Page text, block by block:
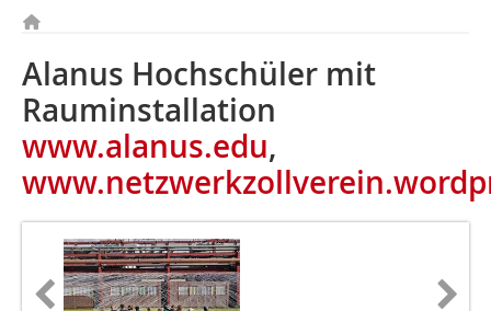
Alanus Hochschüler mit
Rauminstallation
www.alanus.edu,